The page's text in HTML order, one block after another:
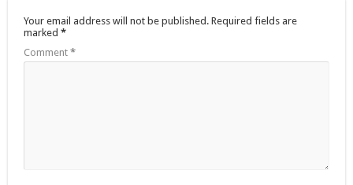
Your email address will not be published. Required fields are
marked *
Comment *